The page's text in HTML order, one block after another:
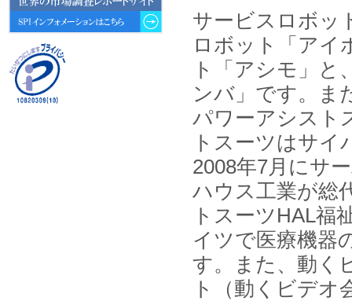
サービスロボッ
ロボット「アイ
ト「アシモ」
ンバ」です。ま
パワーアシスト
トスーツはサ
2008年7月にサ
ハウス工業が総
トスーツHAL福
イツで医療機器
す。また、動く
ト（動くビデオ
動向 」を発刊しました。
2026年04月30日
4月30日、「2026年版 オンライン
診療サービスの現状と将来展望 」
を発刊しました。